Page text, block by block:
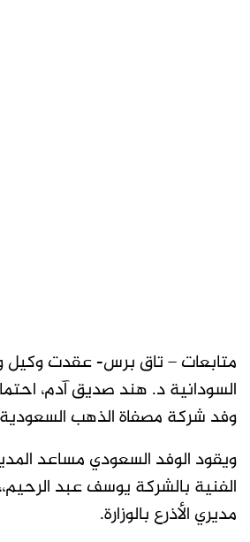
متابعات – تاق برس- عقدت وكيل
السودانية د. هند صديق آدم،
وفد شركة مصفاة الذهب
ويقود الوفد السعودي مساعد
الفنية بالشركة يوسف عبد
مديري الأذرع بالوزارة.